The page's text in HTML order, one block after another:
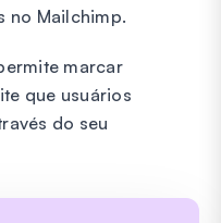
no Mailchimp.
marcar
que usuários
do seu